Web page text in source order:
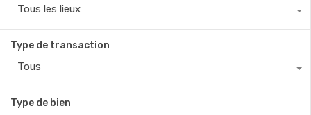
Tous les lieux
Type de transaction
Tous
Type de bien